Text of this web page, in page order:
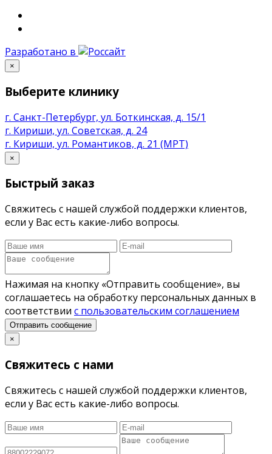
Разработано в
×
Выберите клинику
г. Санкт-Петербург, ул. Боткинская, д. 15/1
г. Кириши, ул. Советская, д. 24
г. Кириши, ул. Романтиков, д. 21 (МРТ)
×
Быстрый заказ
Свяжитесь с нашей службой поддержки клиентов,
если у Вас есть какие-либо вопросы.
Нажимая на кнопку «Отправить сообщение», вы
соглашаетесь на обработку персональных данных в
соответствии с пользовательским соглашением
Отправить сообщение
×
Свяжитесь с нами
Свяжитесь с нашей службой поддержки клиентов,
если у Вас есть какие-либо вопросы.